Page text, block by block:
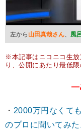
左から 山田真哉さん 風
※本記事はニコニコ生放
り、公開にあたり最低限
―
・ 2000万円なくて
のプロに聞いてみ